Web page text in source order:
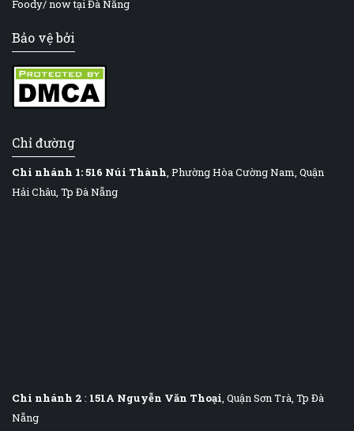
Foody/ now tại Đà Nẵng
Bảo vệ bởi
Chỉ đường
Chi nhánh 1:516 Núi Thành, Phường Hòa Cường Nam, Quận
Hải Châu, Tp Đà Nẵng
Chi nhánh 2 : 151A Nguyễn Văn Thoại, Quận Sơn Trà, Tp Đà
Nẵng